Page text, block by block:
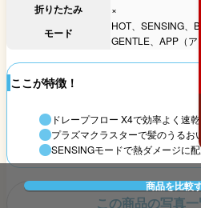
折りたたみ ×
モード
HOT、SENSING、
GENTLE、APP（ア
ここが特徴！
ドレープフロー X4で効率よく速乾
プラズマクラスターで髪のうるお
SENSINGモードで熱ダメージに
この商品の写真
商品を比較